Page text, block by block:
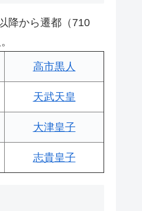
降から遷都（710
高市黒人
天武天皇
大津皇子
志貴皇子